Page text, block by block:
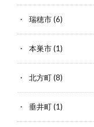
瑞穂市(6)
本巣市(1)
北方町(8)
垂井町(1)